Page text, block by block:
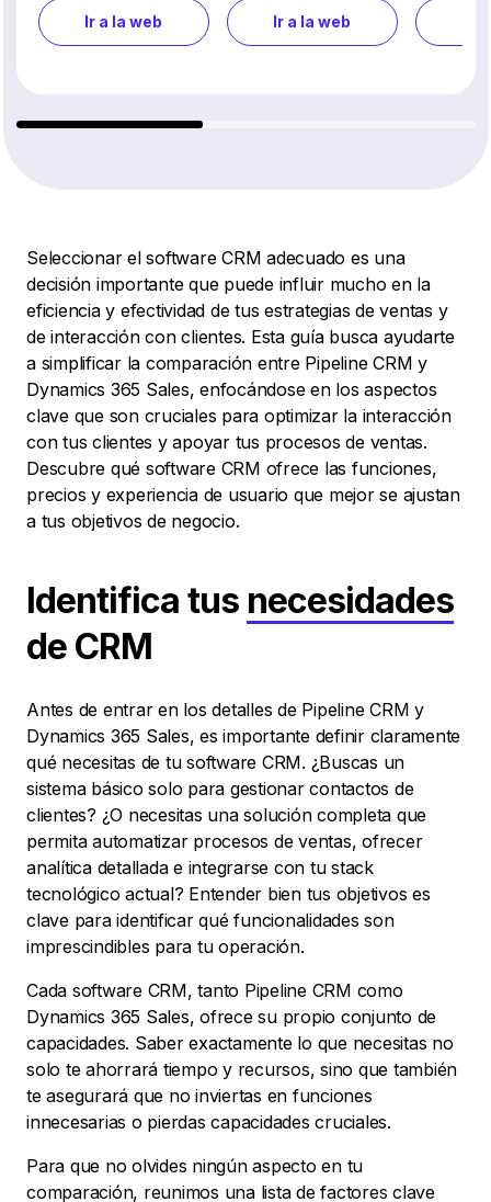
Ir a la web Ir a la web
Seleccionar el software CRM adecuado es una
decisión importante que puede influir mucho en la
eficiencia y efectividad de tus estrategias de ventas y
de interacción con clientes. Esta guía busca ayudarte
a simplificar la comparación entre Pipeline CRM y
Dynamics 365 Sales, enfocándose en los aspectos
clave que son cruciales para optimizar la interacción
con tus clientes y apoyar tus procesos de ventas.
Descubre qué software CRM ofrece las funciones,
precios y experiencia de usuario que mejor se ajustan
a tus objetivos de negocio.
Identifica tus necesidades
de CRM
Antes de entrar en los detalles de Pipeline CRM y
Dynamics 365 Sales, es importante definir claramente
qué necesitas de tu software CRM. ¿Buscas un
sistema básico solo para gestionar contactos de
clientes? ¿O necesitas una solución completa que
permita automatizar procesos de ventas, ofrecer
analítica detallada e integrarse con tu stack
tecnológico actual? Entender bien tus objetivos es
clave para identificar qué funcionalidades son
imprescindibles para tu operación.
Cada software CRM, tanto Pipeline CRM como
Dynamics 365 Sales, ofrece su propio conjunto de
capacidades. Saber exactamente lo que necesitas no
solo te ahorrará tiempo y recursos, sino que también
te asegurará que no inviertas en funciones
innecesarias o pierdas capacidades cruciales.
Para que no olvides ningún aspecto en tu
comparación, reunimos una lista de factores clave